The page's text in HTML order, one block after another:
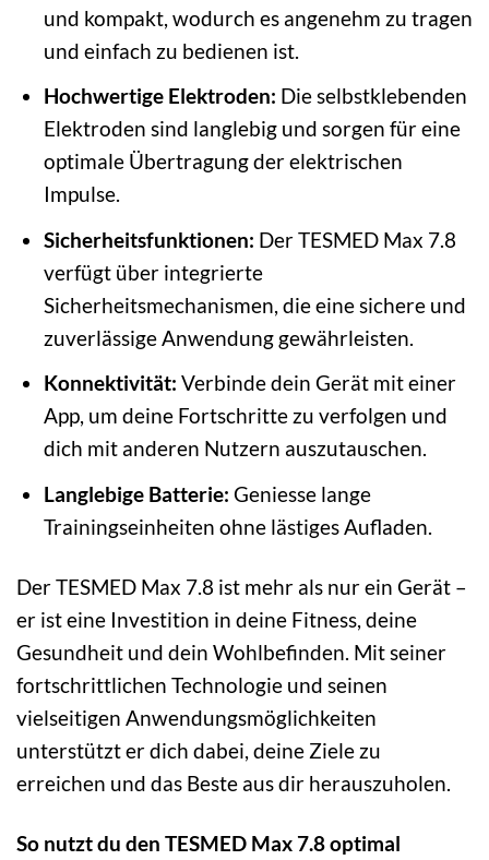
und kompakt, wodurch es angenehm zu tragen
und einfach zu bedienen ist.
Hochwertige Elektroden: Die selbstklebenden
Elektroden sind langlebig und sorgen für eine
optimale Übertragung der elektrischen
Impulse.
Sicherheitsfunktionen: Der TESMED Max 7.8
verfügt über integrierte
Sicherheitsmechanismen, die eine sichere und
zuverlässige Anwendung gewährleisten.
Konnektivität: Verbinde dein Gerät mit einer
App, um deine Fortschritte zu verfolgen und
dich mit anderen Nutzern auszutauschen.
Langlebige Batterie: Geniesse lange
Trainingseinheiten ohne lästiges Aufladen.
Der TESMED Max 7.8 ist mehr als nur ein Gerät –
er ist eine Investition in deine Fitness, deine
Gesundheit und dein Wohlbefinden. Mit seiner
fortschrittlichen Technologie und seinen
vielseitigen Anwendungsmöglichkeiten
unterstützt er dich dabei, deine Ziele zu
erreichen und das Beste aus dir herauszuholen.
So nutzt du den TESMED Max 7.8 optimal